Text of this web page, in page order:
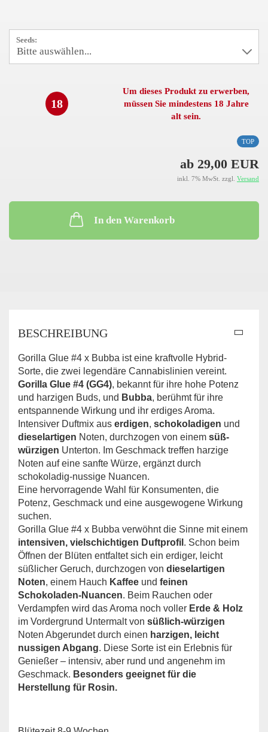
Seeds:
18
Um dieses Produkt zu erwerben,
müssen Sie mindestens 18 Jahre
alt sein.
TOP
ab 29,00 EUR
inkl. 7% MwSt. zzgl. Versand
In den Warenkorb
BESCHREIBUNG
Gorilla Glue #4 x Bubba ist eine kraftvolle Hybrid-
Sorte, die zwei legendäre Cannabislinien vereint.
Gorilla Glue #4 (GG4), bekannt für ihre hohe Potenz
und harzigen Buds, und Bubba, berühmt für ihre
entspannende Wirkung und ihr erdiges Aroma.
Intensiver Duftmix aus erdigen, schokoladigen und
dieselartigen Noten, durchzogen von einem süß-
würzigen Unterton. Im Geschmack treffen harzige
Noten auf eine sanfte Würze, ergänzt durch
schokoladig-nussige Nuancen.
Eine hervorragende Wahl für Konsumenten, die
Potenz, Geschmack und eine ausgewogene Wirkung
suchen.
Gorilla Glue #4 x Bubba verwöhnt die Sinne mit einem
intensiven, vielschichtigen Duftprofil . Schon beim
Öffnen der Blüten entfaltet sich ein erdiger, leicht
süßlicher Geruch, durchzogen von dieselartigen
Noten, einem Hauch Kaffee und feinen
Schokoladen-Nuancen. Beim Rauchen oder
Verdampfen wird das Aroma noch voller Erde & Holz
im Vordergrund Untermalt von süßlich-würzigen
Noten Abgerundet durch einen harzigen, leicht
nussigen Abgang. Diese Sorte ist ein Erlebnis für
Genießer – intensiv, aber rund und angenehm im
Geschmack. Besonders geeignet für die
Herstellung für Rosin.